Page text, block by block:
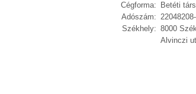
Cégforma:
Betéti
Adószám:
Székhely: 8000
Alvinczi